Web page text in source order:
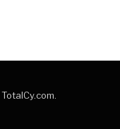
TotalCy.com.